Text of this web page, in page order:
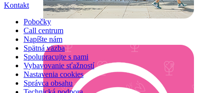
Kontakt
Pobočky
Call centrum
Napíšte nám
Spätná väzba
Spolupracujte s nami
Vybavovanie sťažností
Nastavenia cookies
Správca obsahu